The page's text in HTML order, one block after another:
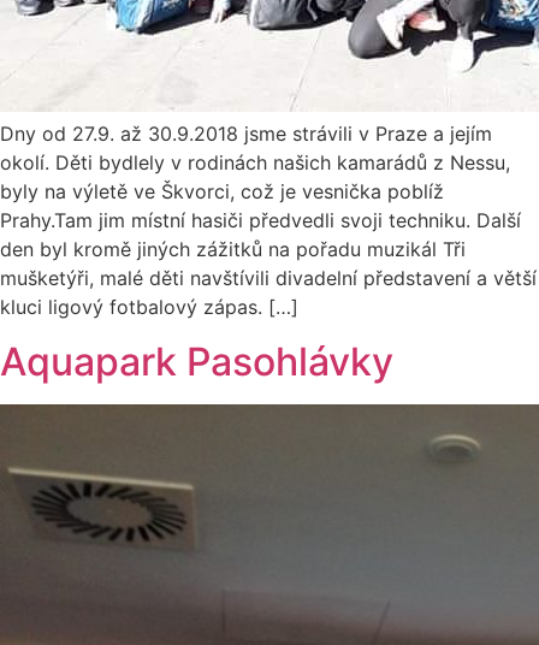
Dny od 27.9. až 30.9.2018 jsme strávili v Praze a jejím
okolí. Děti bydlely v rodinách našich kamarádů z Nessu,
byly na výletě ve Škvorci, což je vesnička poblíž
Prahy.Tam jim místní hasiči předvedli svoji techniku. Další
den byl kromě jiných zážitků na pořadu muzikál Tři
mušketýři, malé děti navštívili divadelní představení a větší
kluci ligový fotbalový zápas. […]
Aquapark Pasohlávky